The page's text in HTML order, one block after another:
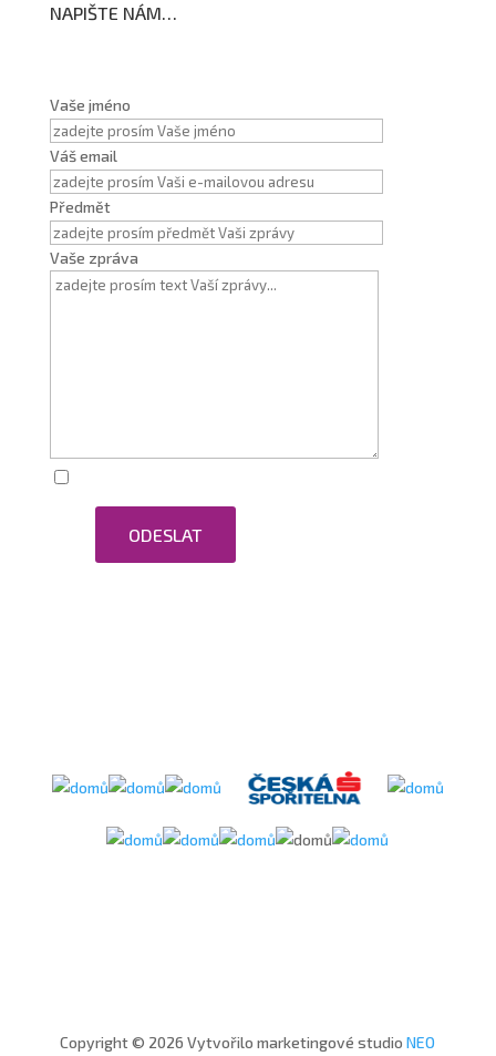
NAPIŠTE NÁM…
Vaše jméno
Váš email
Předmět
Vaše zpráva
ODESLAT
Copyright © 2026 Vytvořilo marketingové studioNEO